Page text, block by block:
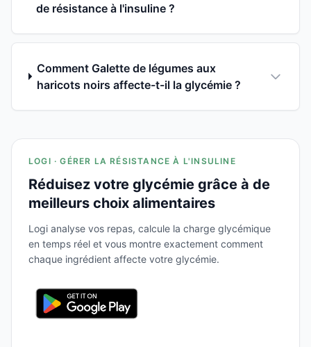
de résistance à l'insuline ?
Comment Galette de légumes aux
haricots noirs affecte-t-il la glycémie ?
LOGI · GÉRER LA RÉSISTANCE À L'INSULINE
Réduisez votre glycémie grâce à de
meilleurs choix alimentaires
Logi analyse vos repas, calcule la charge glycémique
en temps réel et vous montre exactement comment
chaque ingrédient affecte votre glycémie.